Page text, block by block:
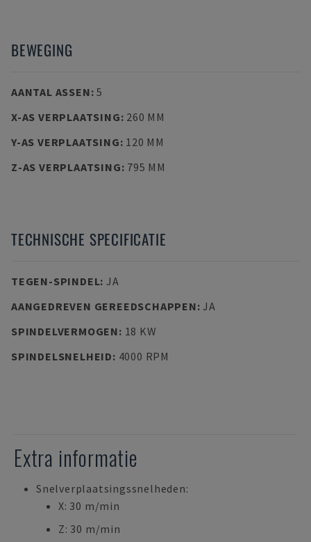
BEWEGING
AANTAL ASSEN:5
X-AS VERPLAATSING: 260 MM
Y-AS VERPLAATSING: 120 MM
Z-AS VERPLAATSING: 795 MM
TECHNISCHE SPECIFICATIE
TEGEN-SPINDEL: JA
AANGEDREVEN GEREEDSCHAPPEN:JA
SPINDELVERMOGEN: 18 KW
SPINDELSNELHEID: 4000 RPM
Extra informatie
Snelverplaatsingssnelheden:
X: 30 m/min
Z: 30 m/min